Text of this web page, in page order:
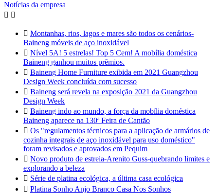
Notícias da empresa
 
 Montanhas, rios, lagos e mares são todos os cenários-
Baineng móveis de aço inoxidável
 Nível 5A! 5 estrelas! Top 5 Cem! A mobília doméstica
Baineng ganhou muitos prêmios.
 Baineng Home Furniture exibida em 2021 Guangzhou
Design Week concluída com sucesso
 Baineng será revela na exposição 2021 da Guangzhou
Design Week
 Baineng indo ao mundo, a força da mobília doméstica
Baineng aparece na 130ª Feira de Cantão
 Os "regulamentos técnicos para a aplicação de armários de
cozinha integrais de aço inoxidável para uso doméstico"
foram revisados e aprovados em Pequim
 Novo produto de estreia-Arenito Guss-quebrando limites e
explorando a beleza
 Série de platina ecológica, a última casa ecológica
 Platina Sonho Anjo Branco Casa Nos Sonhos